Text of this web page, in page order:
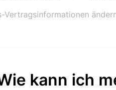
Vertragsinformationen
kann ich